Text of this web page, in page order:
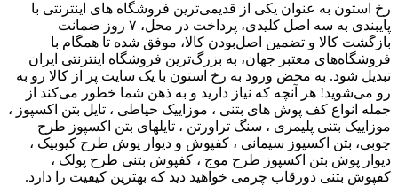
رخ استون به عنوان یکی از قدیمی‌ترین فروشگاه های اینترنتی با
پایبندی به سه اصل کلیدی، پرداخت در محل، ۷ روز ضمانت
بازگشت کالا و تضمین اصل‌بودن کالا، موفق شده تا همگام با
فروشگاه‌های معتبر جهان، به بزرگ‌ترین فروشگاه اینترنتی ایران
تبدیل شود. به محض ورود به رخ استون با یک سایت پر از کالا رو به
رو می‌شوید! هر آنچه که نیاز دارید و به ذهن شما خطور می‌کند از
جمله انواع کف پوش های بتنی ، موزاییک حیاطی ، تایل بتن اکسپوز ،
موزاییک بتنی پلیمری ، سنگ تراورتن ، تایلهای بتن اکسپوز طرح
چوبی، بتن اکسپوز سیمانی ، کفپوش و دیوار پوش طرح کیوبیک ،
دیوار پوش بتن اکسپوز طرح موج ، کفپوش بتنی طرح پولک ،
کفپوش بتنی دورقاب چرمی خواهید دید که بهترین کیفیت را دارد.